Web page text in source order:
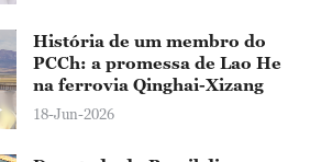
História de um membro do
PCCh: a promessa de Lao He
na ferrovia Qinghai-Xizang
18-Jun-2026